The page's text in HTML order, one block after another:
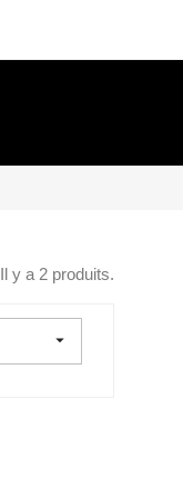
Il y a 2 produits.
